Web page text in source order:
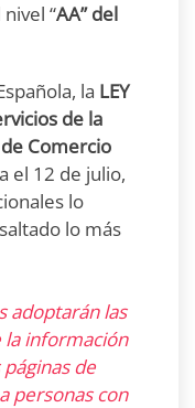
“AA” del
la LEY
de la
Comercio
el 12 de julio,
lo
lo más
adoptarán las
la información
de
personas con